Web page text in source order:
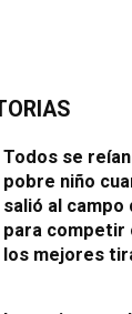
Todos se
pobre niño
salió al campo
para competir
los mejores